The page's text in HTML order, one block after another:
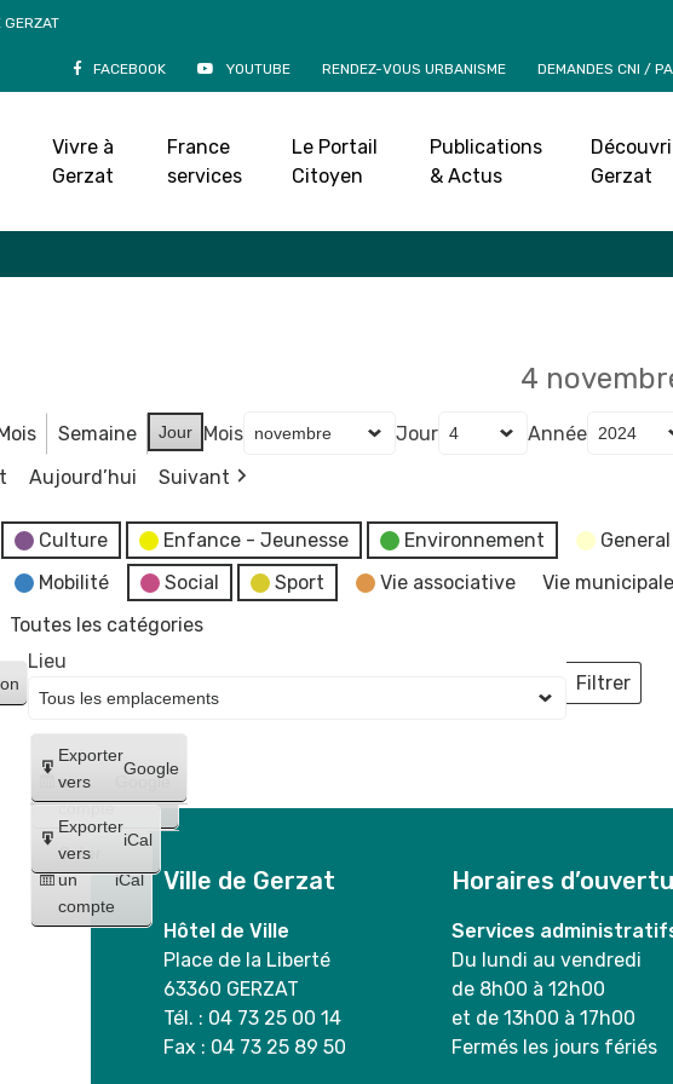
GERZAT
FACEBOOK YOUTUBE RENDEZ-VOUS URBANISME DEMANDES CNI /
Vivre à
Gerzat
France
services
Le Portail
Citoyen
Publications
& Actus
Gerzat
Accueil»Agenda
4
Semaine Jour Mois Jour
Année
Aujourd’hui Suivant
Culture Enfance - Jeunesse Environnement
General
Mobilité
Social Sport Vie associative
Vie municipale
Toutes les catégories
Créer
un
compte
Google
Créer
un
compte
iCal
Exporter
vers
Google
Exporter
vers
iCal
Lieu
Filtrer
Lieux
Ville de Gerzat
Hôtel de Ville
Place de la Liberté
63360 GERZAT
Tél. : 04 73 25 00 14
Fax : 04 73 25 89 50
Horaires
Services
Du lundi au vendredi
de 8h00 à 12h00
et de 13h00 à 17h00
Fermés les jours fériés